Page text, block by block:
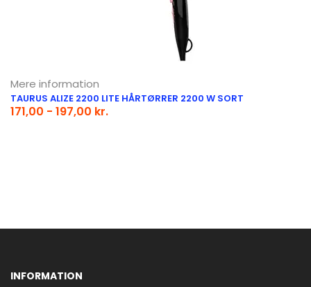
Mere information
TAURUS ALIZE 2200 LITE HÅRTØRRER 2200 W SORT
171,00 - 197,00 kr.
INFORMATION